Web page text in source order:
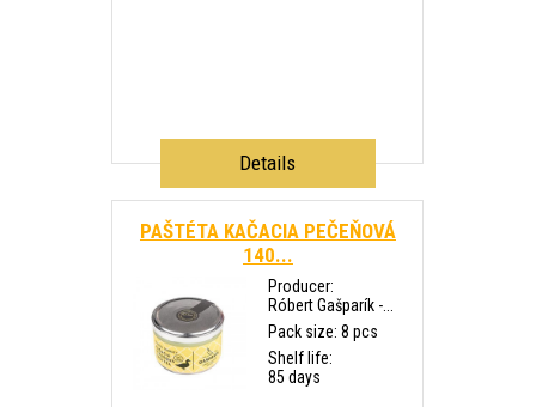
Details
PAŠTÉTA KAČACIA PEČEŇOVÁ
140...
Producer:
Róbert Gašparík -...
Pack size: 8 pcs
Shelf life:
85 days